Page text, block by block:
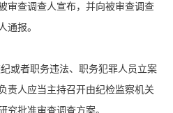
审查调查人宣布，并向被审查调查
通报。
或者职务违法、职务犯罪人员立案
责人应当主持召开由纪检监察机关
究批准审查调查方案。